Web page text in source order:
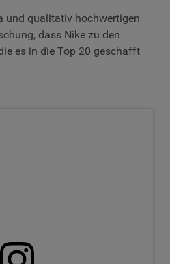
und qualitativ hochwertigen
dass Nike zu den
es in die Top 20 geschafft